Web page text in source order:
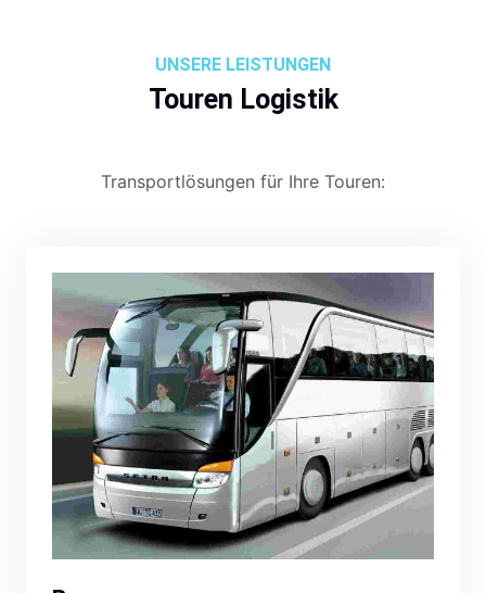
UNSERE LEISTUNGEN
Touren Logistik
Transportlösungen für Ihre Touren: